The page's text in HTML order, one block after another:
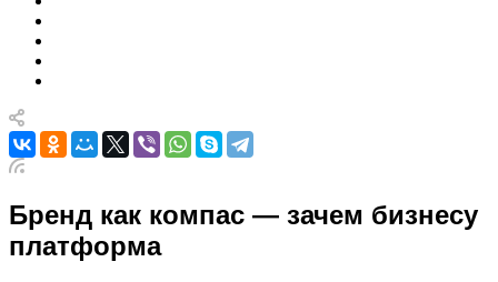
Бренд как компас — зачем бизнесу
платформа